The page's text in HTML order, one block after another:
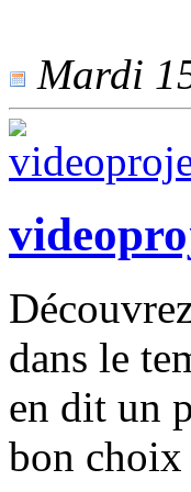
Mardi
dans le
en dit un
bon choix